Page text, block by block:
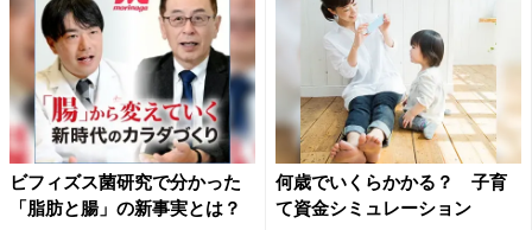
ビフィズス菌研究で分かった
「脂肪と腸」の新事実とは？
何歳でいくらかかる？ 子育
て資金シミュレーション